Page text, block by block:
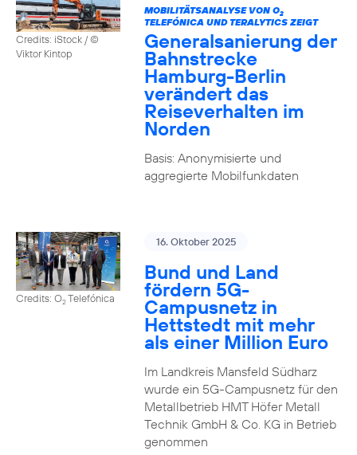
Credits: iStock / ©
Viktor Kintop
MOBILITÄTSANALYSE VON O2
TELEFÓNICA UND TERALYTICS ZEIGT
Generalsanierung der
Bahnstrecke
Hamburg-Berlin
verändert das
Reiseverhalten im
Norden
Basis: Anonymisierte und
aggregierte Mobilfunkdaten
Credits: O2Telefónica
16. Oktober 2025
Bund und Land
fördern 5G-
Campusnetz in
Hettstedt mit mehr
als einer Million Euro
Im Landkreis Mansfeld Südharz
wurde ein 5G-Campusnetz für den
Metallbetrieb HMT Höfer Metall
Technik GmbH & Co. KG in Betrieb
genommen